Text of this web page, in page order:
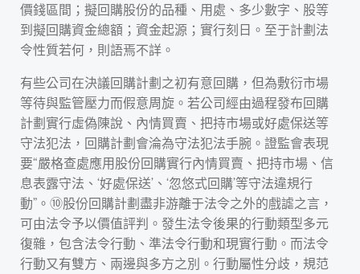
價錢區間；擬回購股份的品種、用處、多少數字、股等
到擬回購資金總額；資金起源；實行刻日。至于計劃法
令性質若何，則語焉不詳。
有些公司在決議回購計劃之初有意回購，但為敷衍市場
等待與監管壓力而假意周旋。若公司經由過程發布回購
計劃實行虛偽陳說、內情買賣、把持市場或好處保送等
守法犯法，回購計劃會淪為守法犯法手腕。證監會表現
要“嚴格查處應用股份回購實行內情買賣、把持市場、信
息表露守法、‘好處保送’、‘忽悠式回購’等守法違規行
動”。⑩股份回購計劃盡非游離于法令之外的戲謔之言，
可由法令予以價值評判。發生法令後果的行動類型多元
復雜，包含法令行動、準法令行動和現實行動。而法令
行動又有雙方、兩邊與多方之別。行動屬性分歧，規范